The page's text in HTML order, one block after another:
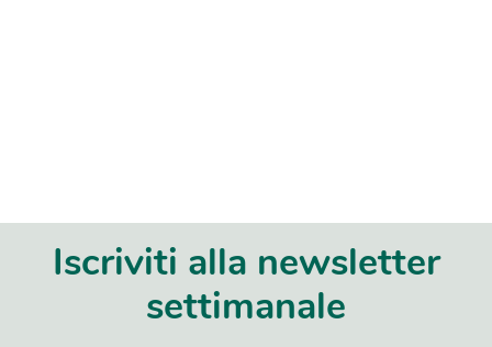
Iscriviti alla newsletter
settimanale